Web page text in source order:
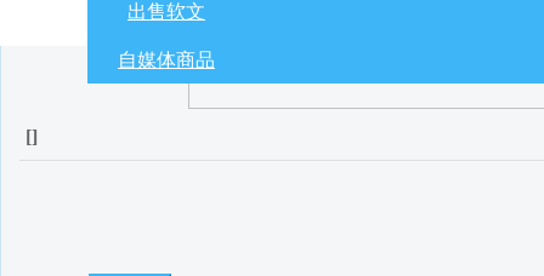
出售软文
自媒体商品
[]